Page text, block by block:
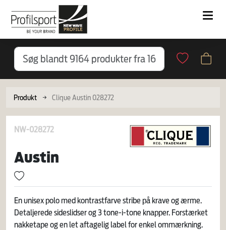
Produkt Clique Austin 028272
NW-028272
Austin
En unisex polo med kontrastfarve stribe på krave og ærme.
Detaljerede sideslidser og 3 tone-i-tone knapper. Forstærket
nakketape og en let aftagelig label for enkel ommærkning.